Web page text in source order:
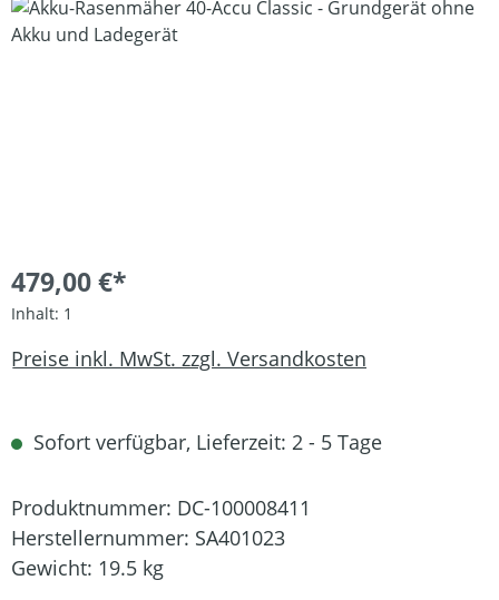
Bildergalerie überspringen
479,00 €*
Inhalt: 1
Preise inkl. MwSt. zzgl. Versandkosten
Sofort verfügbar, Lieferzeit: 2 - 5 Tage
Produktnummer: DC-100008411
Herstellernummer: SA401023
Gewicht: 19.5 kg